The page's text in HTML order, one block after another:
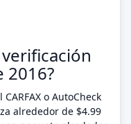
2016?
o AutoCheck
alrededor de $4.99